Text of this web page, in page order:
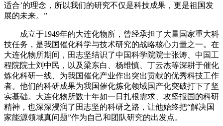
适合’的理念，所以我们的研究不仅是科技成果，更是祖国发
展的未来。”
成立于1949年的大连化物所，曾经承担了大量国家重大科
技任务，是我国催化科学与技术研究的战略核心力量之一。在
大连化物所期间，田志坚结识了中国科学院院士张涛、中国工
程院院士刘中民，以及梁东白、杨维慎、丁云杰等深耕于催化
炼化科研一线、为我国催化产业作出突出贡献的优秀科技工作
者。他们的科研成果为我国催化炼化领域国产化突破打下了坚
实基础。大连化物所数十年如一日扎根需求、攻坚报国的科研
精神，也深深浸润了田志坚的科研之路，让他始终把“解决国
家能源领域真问题”作为自己和团队研究的出发点。